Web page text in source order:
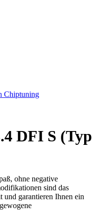
Chiptuning
DFI S (Typ
ohne negative
sind das
garantieren Ihnen ein